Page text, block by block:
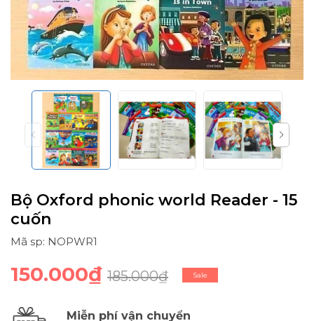
Bộ Oxford phonic world Reader - 15
cuốn
Mã sp: NOPWR1
150.000₫ 185.000₫ Sale
Miễn phí vận chuyển